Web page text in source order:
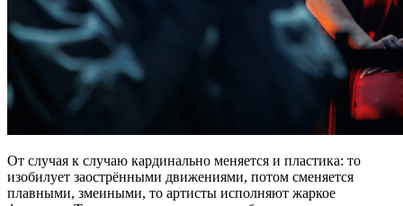
От случая к случаю кардинально меняется и пластика: то
изобилует заострёнными движениями, потом сменяется
плавными, змеиными, то артисты исполняют жаркое